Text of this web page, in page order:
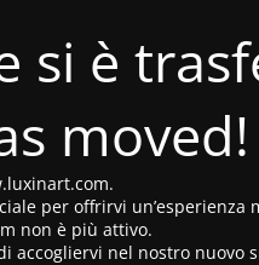
si è
moved!
per offrirvi un’esperienza
non è più attivo.
accogliervi nel nostro nuovo